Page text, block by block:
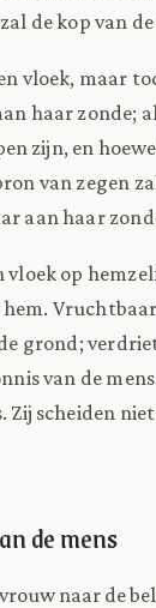
de kop van
vloek, maar
haar zonde;
zijn, en
van zegen
aan haar
vloek op
grond;
van de
scheiden
de mens
naar de